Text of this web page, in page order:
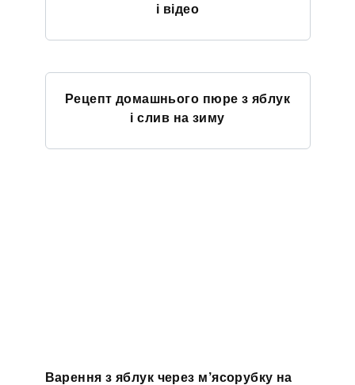
і відео
Рецепт домашнього пюре з яблук
і слив на зиму
Варення з яблук через м’ясорубку на